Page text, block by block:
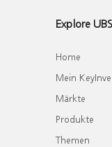
Explore
Home
Mein
Märkte
Produkte
Themen